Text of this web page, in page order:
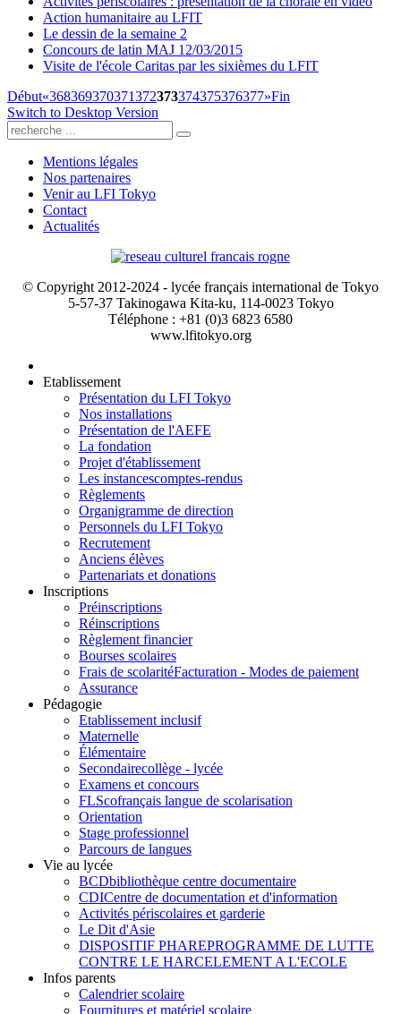
Action humanitaire au LFIT
Le dessin de la semaine 2
Concours de latin MAJ 12/03/2015
Visite de l'école Caritas par les sixièmes du LFIT
Début«368369370371372373374375376377»Fin
Switch to Desktop Version
Mentions légales
Nos partenaires
Venir au LFI Tokyo
Contact
Actualités
© Copyright 2012-2024 - lycée français international de Tokyo
5-57-37 Takinogawa Kita-ku, 114-0023 Tokyo
Téléphone : +81 (0)3 6823 6580
www.lfitokyo.org
Etablissement
Présentation du LFI Tokyo
Nos installations
Présentation de l'AEFE
La fondation
Projet d'établissement
Les instancescomptes-rendus
Règlements
Organigramme de direction
Personnels du LFI Tokyo
Recrutement
Anciens élèves
Partenariats et donations
Inscriptions
Préinscriptions
Réinscriptions
Règlement financier
Bourses scolaires
Frais de scolaritéFacturation - Modes de paiement
Assurance
Pédagogie
Etablissement inclusif
Maternelle
Élémentaire
Secondairecollège - lycée
Examens et concours
FLScofrançais langue de scolarisation
Orientation
Stage professionnel
Parcours de langues
Vie au lycée
BCDbibliothèque centre documentaire
CDICentre de documentation et d'information
Activités périscolaires et garderie
Le Dit d'Asie
DISPOSITIF PHAREPROGRAMME DE LUTTE
CONTRE LE HARCELEMENT A L'ECOLE
Infos parents
Calendrier scolaire
Fournitures et matériel scolaire